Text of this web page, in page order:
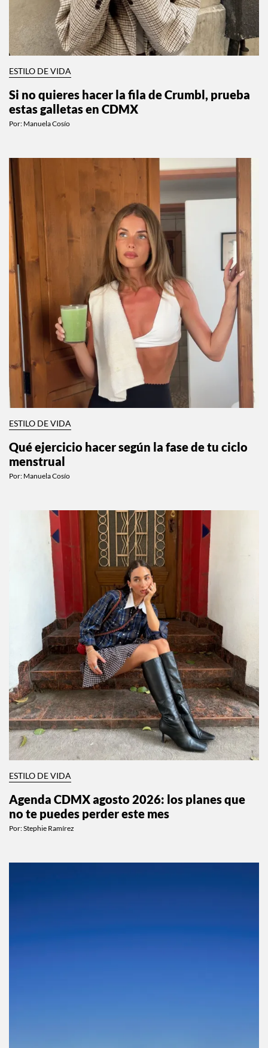
ESTILO DE VIDA
Si no quieres hacer la fila de Crumbl, prueba
estas galletas en CDMX
Por: Manuela Cosío
ESTILO DE VIDA
Qué ejercicio hacer según la fase de tu ciclo
menstrual
Por: Manuela Cosío
ESTILO DE VIDA
Agenda CDMX agosto 2026: los planes que
no te puedes perder este mes
Por:Stephie Ramírez